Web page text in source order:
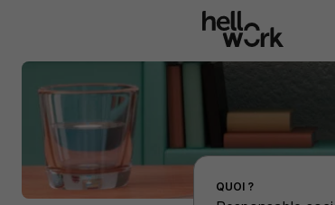
Effectuer une recherche d'emploi par localité
QUOI ?